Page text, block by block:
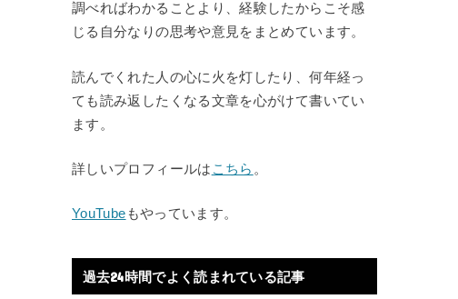
調べればわかることより、経験したからこそ感
じる自分なりの思考や意見をまとめています。
読んでくれた人の心に火を灯したり、何年経っ
ても読み返したくなる文章を心がけて書いてい
ます。
詳しいプロフィールは こちら 。
YouTube もやっています。
過去24時間でよく読まれている記事